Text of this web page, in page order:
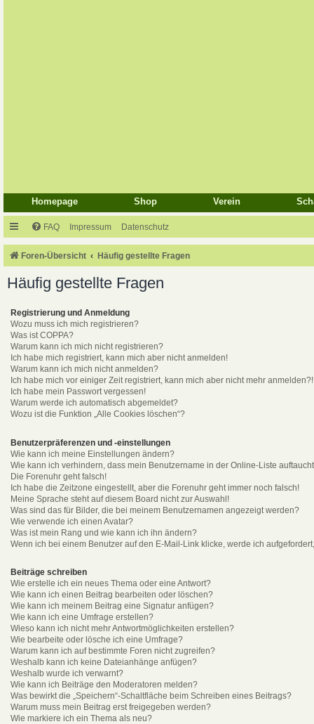
Homepage Shop Verein
FAQ Impressum Datenschutz
Foren-Übersicht Häufig gestellte Fragen
Häufig gestellte Fragen
Registrierung und Anmeldung
Wozu muss ich mich registrieren?
Was ist COPPA?
Warum kann ich mich nicht registrieren?
Ich habe mich registriert, kann mich aber nicht anmelden!
Warum kann ich mich nicht anmelden?
Ich habe mich vor einiger Zeit registriert, kann mich aber nicht mehr anmelden?!
Ich habe mein Passwort vergessen!
Warum werde ich automatisch abgemeldet?
Wozu ist die Funktion „Alle Cookies löschen“?
Benutzerpräferenzen und -einstellungen
Wie kann ich meine Einstellungen ändern?
Wie kann ich verhindern, dass mein Benutzername in der Online-Liste
Die Forenuhr geht falsch!
Ich habe die Zeitzone eingestellt, aber die Forenuhr geht immer noch falsch!
Meine Sprache steht auf diesem Board nicht zur Auswahl!
Was sind das für Bilder, die bei meinem Benutzernamen angezeigt werden?
Wie verwende ich einen Avatar?
Was ist mein Rang und wie kann ich ihn ändern?
Wenn ich bei einem Benutzer auf den E-Mail-Link klicke, werde ich
Beiträge schreiben
Wie erstelle ich ein neues Thema oder eine Antwort?
Wie kann ich einen Beitrag bearbeiten oder löschen?
Wie kann ich meinem Beitrag eine Signatur anfügen?
Wie kann ich eine Umfrage erstellen?
Wieso kann ich nicht mehr Antwortmöglichkeiten erstellen?
Wie bearbeite oder lösche ich eine Umfrage?
Warum kann ich auf bestimmte Foren nicht zugreifen?
Weshalb kann ich keine Dateianhänge anfügen?
Weshalb wurde ich verwarnt?
Wie kann ich Beiträge den Moderatoren melden?
Was bewirkt die „Speichern“-Schaltfläche beim Schreiben eines Beitrags?
Warum muss mein Beitrag erst freigegeben werden?
Wie markiere ich ein Thema als neu?